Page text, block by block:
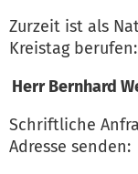
Zurzeit ist als
Kreistag berufen:
Herr Bernhard
Schriftliche
Adresse senden: